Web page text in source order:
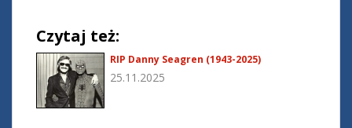
Czytaj też:
RIP Danny Seagren (1943-2025)
25.11.2025